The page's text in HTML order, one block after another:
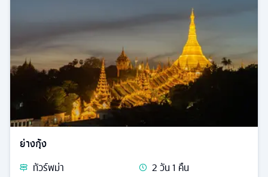
ย่างกุ้ง
ทัวร์พม่า 2วัน1 คืน